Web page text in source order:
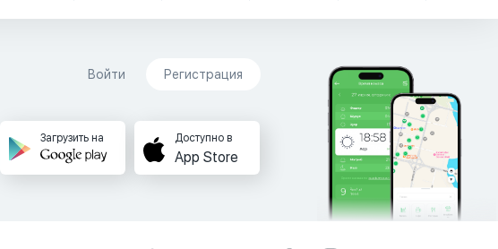
Войти Регистрация
Загрузить на Доступно в
App Store